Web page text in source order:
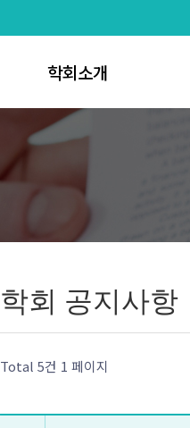
학회소개
인사말
조직도
정관
사무국 위치안내
문의 게시판
학회 공지사항
Total 5건 1 페이지